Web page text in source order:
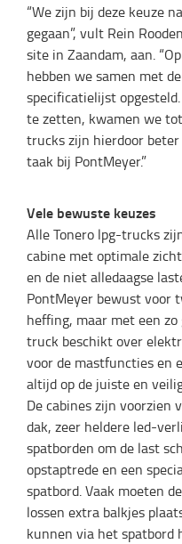
“We zijn bij deze keuze
gegaan”, vult Rein
site in Zaandam, aan.
hebben we samen met
specificatielijst
te zetten, kwamen we
trucks zijn hierdoor
taak bij PontMeyer.”
Vele bewuste keuzes
Alle Tonero lpg-trucks
cabine met optimale
en de niet alledaagse
PontMeyer bewust voor
heffing, maar met een
truck beschikt over
voor de mastfuncties en
altijd op de juiste en
De cabines zijn voorzien
dak, zeer heldere led-
spatborden om de last
opstaptrede en een
spatbord. Vaak moeten
lossen extra balkjes
kunnen via het spatbord